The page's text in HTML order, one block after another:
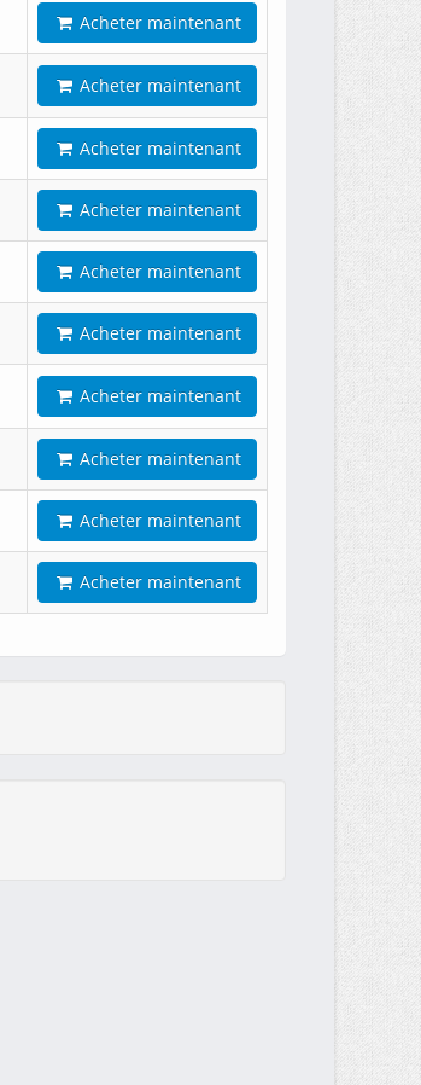
Acheter maintenant
Acheter maintenant
Acheter maintenant
Acheter maintenant
Acheter maintenant
Acheter maintenant
Acheter maintenant
Acheter maintenant
Acheter maintenant
Acheter maintenant